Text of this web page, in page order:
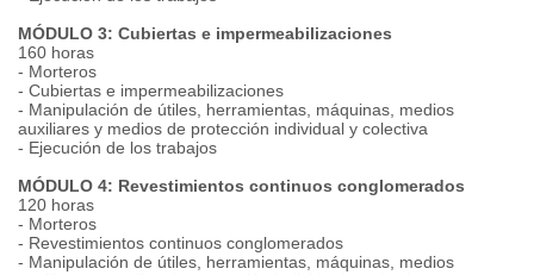
MÓDULO 3: Cubiertas e impermeabilizaciones
160 horas
- Morteros
- Cubiertas e impermeabilizaciones
- Manipulación de útiles, herramientas, máquinas, medios
auxiliares y medios de protección individual y colectiva
- Ejecución de los trabajos
MÓDULO 4: Revestimientos continuos conglomerados
120 horas
- Morteros
- Revestimientos continuos conglomerados
- Manipulación de útiles, herramientas, máquinas, medios